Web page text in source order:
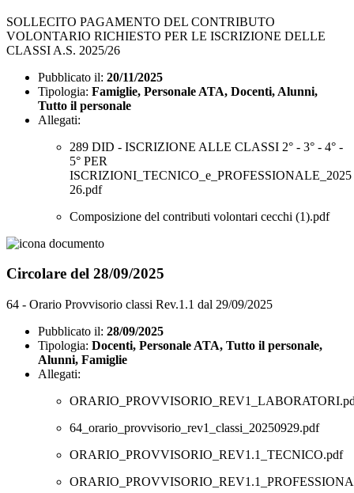
SOLLECITO PAGAMENTO DEL CONTRIBUTO
VOLONTARIO RICHIESTO PER LE ISCRIZIONE DELLE
CLASSI A.S. 2025/26
Pubblicato il: 20/11/2025
Tipologia: Famiglie, Personale ATA, Docenti, Alunni,
Tutto il personale
Allegati:
289 DID - ISCRIZIONE ALLE CLASSI 2° - 3° - 4° -
5° PER
ISCRIZIONI_TECNICO_e_PROFESSIONALE_2025
26.pdf
Composizione del contributi volontari cecchi (1).pdf
Circolare del 28/09/2025
64 - Orario Provvisorio classi Rev.1.1 dal 29/09/2025
Pubblicato il: 28/09/2025
Tipologia: Docenti, Personale ATA, Tutto il personale,
Alunni, Famiglie
Allegati:
64_orario_provvisorio_rev1_classi_20250929.pdf
ORARIO_PROVVISORIO_REV1.1_TECNICO.pdf